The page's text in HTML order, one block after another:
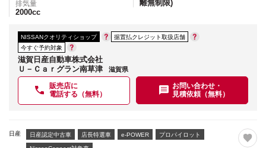
排気量
2000cc
離無制限)
NISSANクオリティショップ
据置払クレジット取扱店舗
今すぐ予約対象
滋賀日産自動車株式会社
Ｕ－Ｃａｒグラン南草津
滋賀県
販売店に
電話する（無料）
お問い合わせ・
見積依頼（無料）
日産 日産認定中古車 店長特選車 e-POWER プロパイロット